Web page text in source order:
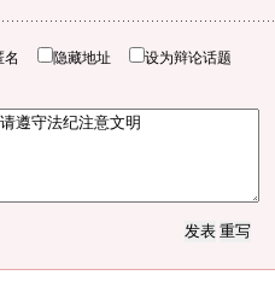
名 隐藏地址 设为辩论话题